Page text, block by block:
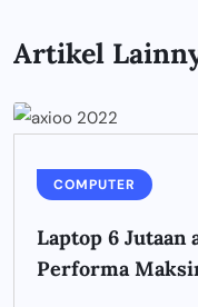
Artikel
COMPUTER
Laptop 6 Jutaan
Performa